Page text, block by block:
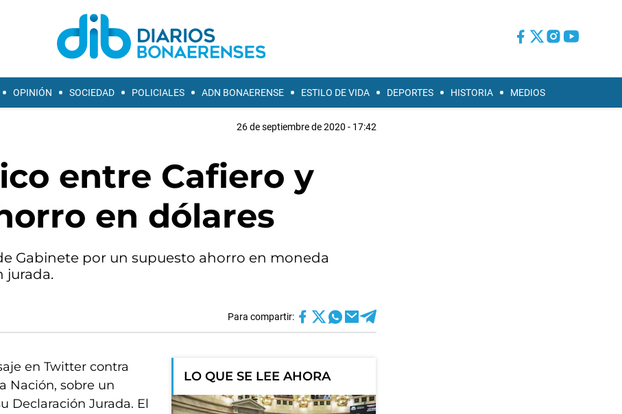
OPINIÓN SOCIEDAD POLICIALES ADN BONAERENSE ESTILO DE VIDA DEPORTES HISTORIA MEDIOS
26 de septiembre de 2020 - 17:42
entre Cafiero y
en dólares
Gabinete por un supuesto ahorro en moneda
jurada.
Para compartir:
en Twitter contra
Nación, sobre un
Declaración Jurada. El
LO QUE SE LEE AHORA